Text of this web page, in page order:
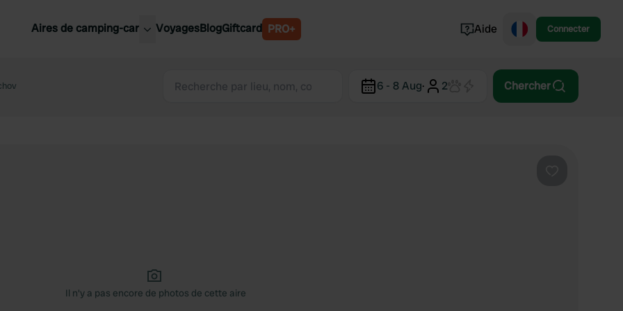
Aires de camping-car
Slovénie
VoyagesBlogGiftcard PRO+ Aide Connecter
6 - 8 Aug· 2 Chercher
Il n'y a pas encore de photos de cette aire